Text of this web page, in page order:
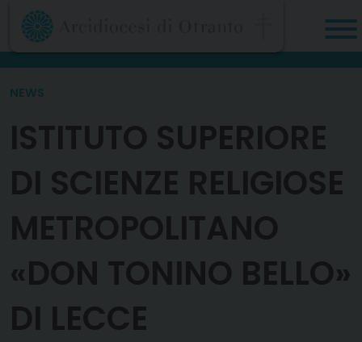
Skip
content
NEWS
ISTITUTO SUPERIORE
DI SCIENZE RELIGIOSE
METROPOLITANO
«DON TONINO BELLO»
DI LECCE